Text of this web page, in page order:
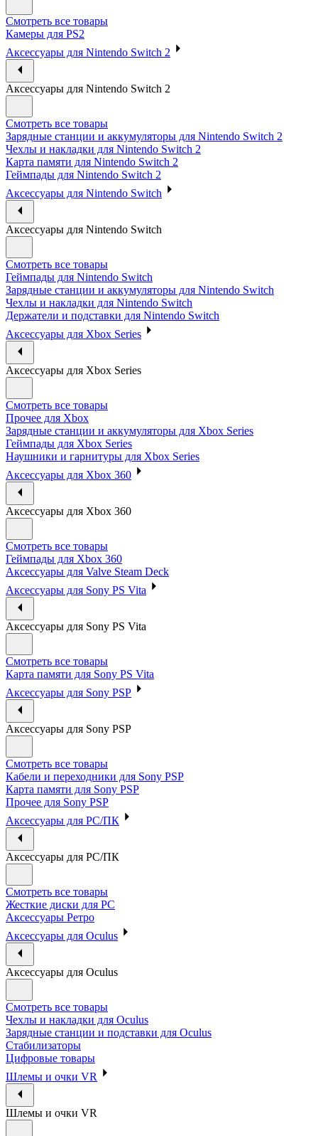
Смотреть все товары
Камеры для PS2
Аксессуары для Nintendo Switch 2
Аксессуары для Nintendo Switch 2
Смотреть все товары
Зарядные станции и аккумуляторы для Nintendo Switch 2
Чехлы и накладки для Nintendo Switch 2
Карта памяти для Nintendo Switch 2
Геймпады для Nintendo Switch 2
Аксессуары для Nintendo Switch
Аксессуары для Nintendo Switch
Смотреть все товары
Геймпады для Nintendo Switch
Зарядные станции и аккумуляторы для Nintendo Switch
Чехлы и накладки для Nintendo Switch
Держатели и подставки для Nintendo Switch
Аксессуары для Xbox Series
Аксессуары для Xbox Series
Смотреть все товары
Прочее для Xbox
Зарядные станции и аккумуляторы для Xbox Series
Геймпады для Xbox Series
Наушники и гарнитуры для Xbox Series
Аксессуары для Xbox 360
Аксессуары для Xbox 360
Смотреть все товары
Геймпады для Xbox 360
Аксессуары для Valve Steam Deck
Аксессуары для Sony PS Vita
Аксессуары для Sony PS Vita
Смотреть все товары
Карта памяти для Sony PS Vita
Аксессуары для Sony PSP
Аксессуары для Sony PSP
Смотреть все товары
Кабели и переходники для Sony PSP
Карта памяти для Sony PSP
Прочее для Sony PSP
Аксессуары для PC/ПК
Аксессуары для PC/ПК
Смотреть все товары
Жесткие диски для PC
Аксессуары Ретро
Аксессуары для Oculus
Аксессуары для Oculus
Смотреть все товары
Чехлы и накладки для Oculus
Зарядные станции и подставки для Oculus
Стабилизаторы
Цифровые товары
Шлемы и очки VR
Шлемы и очки VR